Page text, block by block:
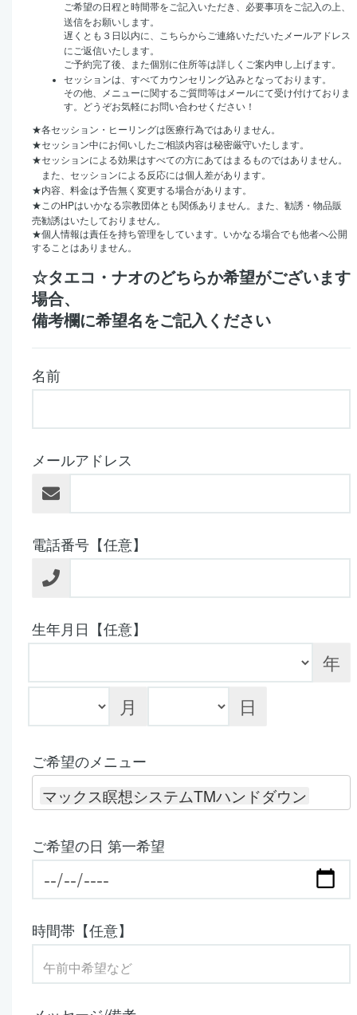
ご希望の日程と時間帯をご記入いただき、必要事項をご記入の上、
送信をお願いします。
遅くとも３日以内に、こちらからご連絡いただいたメールアドレス
にご返信いたします。
ご予約完了後、また個別に住所等は詳しくご案内申し上げます。
セッションは、すべてカウンセリング込みとなっております。
その他、メニューに関するご質問等はメールにて受け付けておりま
す。どうぞお気軽にお問い合わせください！
★各セッション・ヒーリングは医療行為ではありません。
★セッション中にお伺いしたご相談内容は秘密厳守いたします。
★セッションによる効果はすべての方にあてはまるものではありません。
また、セッションによる反応には個人差があります。
★内容、料金は予告無く変更する場合があります。
★このHPはいかなる宗教団体とも関係ありません。また、勧誘・物品販
売勧誘はいたしておりません。
★個人情報は責任を持ち管理をしています。いかなる場合でも他者へ公開
することはありません。
☆タエコ・ナオのどちらか希望がございます
場合、
備考欄に希望名をご記入ください
名前
メールアドレス
電話番号【任意】
生年月日【任意】
年
月
日
ご希望のメニュー
マックス瞑想システムTMハンドダウン
ご希望の日 第一希望
時間帯【任意】